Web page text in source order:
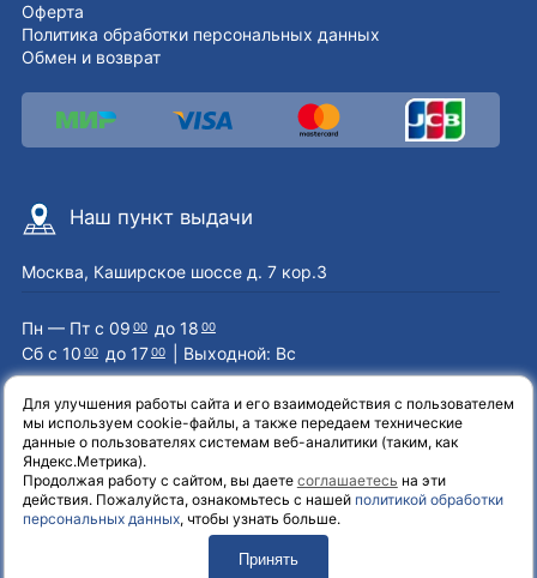
Оферта
Политика обработки персональных данных
Обмен и возврат
Наш пункт выдачи
Москва, Каширское шоссе д. 7 кор.3
Пн — Пт с 09 00 до 18 00
Сб с 10 00 до 1700 | Выходной: Вс
Наши контакты
8 (800) 551-72-71
info@el-one.ru
Для улучшения работы сайта и его взаимодействия с пользователем
мы используем cookie-файлы, а также передаем технические
данные о пользователях системам веб-аналитики (таким, как
Яндекс.Метрика).
Продолжая работу с сайтом, вы даете соглашаетесь на эти
действия. Пожалуйста, ознакомьтесь с нашей политикой обработки
персональных данных, чтобы узнать больше.
Принять